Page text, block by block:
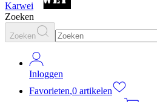
Karwei
Zoeken
Zoeken
Inloggen
Favorieten,0 artikelen